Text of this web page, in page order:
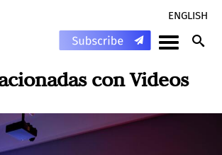
ENGLISH
conVideos